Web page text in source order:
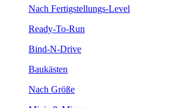
Nach Fertigstellungs-Level
Ready-To-Run
Bind-N-Drive
Baukästen
Nach Größe